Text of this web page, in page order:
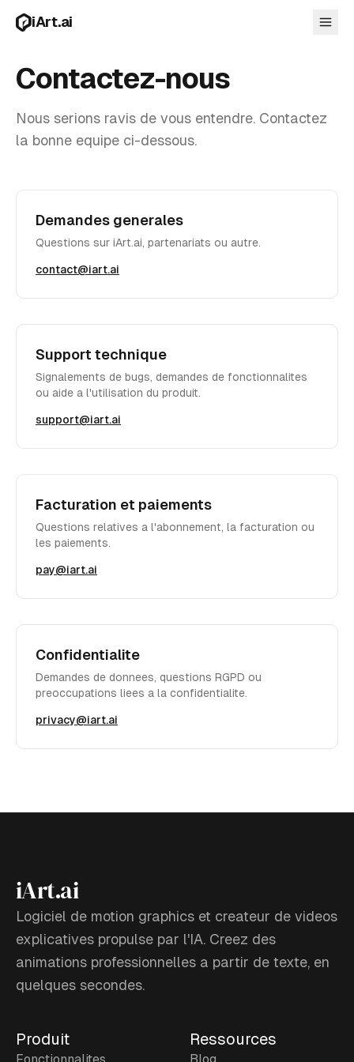
iArt.ai
Se connecter
Commencer gratuitement
Contactez-nous
Nous serions ravis de vous entendre. Contactez
la bonne equipe ci-dessous.
Demandes generales
Questions sur iArt.ai, partenariats ou autre.
contact@iart.ai
Support technique
Signalements de bugs, demandes de fonctionnalites
ou aide a l'utilisation du produit.
support@iart.ai
Facturation et paiements
Questions relatives a l'abonnement, la facturation ou
les paiements.
pay@iart.ai
Confidentialite
Demandes de donnees, questions RGPD ou
preoccupations liees a la confidentialite.
privacy@iart.ai
iArt.ai
Logiciel de motion graphics et createur de videos
explicatives propulse par l'IA. Creez des
animations professionnelles a partir de texte, en
quelques secondes.
Produit Ressources